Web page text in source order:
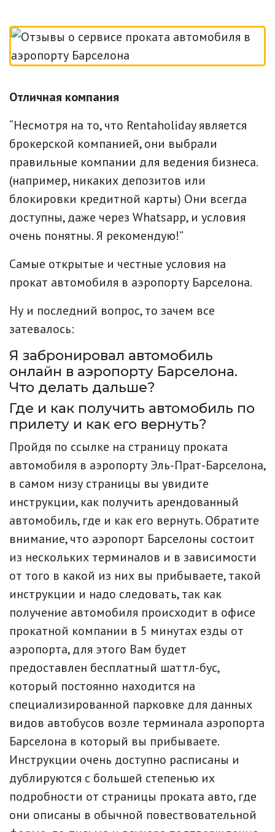
Отличная компания
“Несмотря на то, что Rentaholiday является
брокерской компанией, они выбрали
правильные компании для ведения бизнеса.
(например, никаких депозитов или
блокировки кредитной карты) Они всегда
доступны, даже через Whatsapp, и условия
очень понятны. Я рекомендую!”
Самые открытые и честные условия на
прокат автомобиля в аэропорту Барселона.
Ну и последний вопрос, то зачем все
затевалось:
Я забронировал автомобиль
онлайн в аэропорту Барселона.
Что делать дальше?
Где и как получить автомобиль по
прилету и как его вернуть?
Пройдя по ссылке на страницу проката
автомобиля в аэропорту Эль-Прат-Барселона,
в самом низу страницы вы увидите
инструкции, как получить арендованный
автомобиль, где и как его вернуть. Обратите
внимание, что аэропорт Барселоны состоит
из нескольких терминалов и в зависимости
от того в какой из них вы прибываете, такой
инструкции и надо следовать, так как
получение автомобиля происходит в офисе
прокатной компании в 5 минутах езды от
аэропорта, для этого Вам будет
предоставлен бесплатный шаттл-бус,
который постоянно находится на
специализированной парковке для данных
видов автобусов возле терминала аэропорта
Барселона в который вы прибываете.
Инструкции очень доступно расписаны и
дублируются с большей степенью их
подробности от страницы проката авто, где
они описаны в обычной повествовательной